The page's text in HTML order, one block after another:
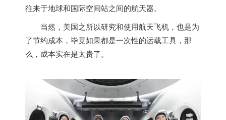
往来于地球和国际空间站之间的航天器。
当然， 美国之所以研究和使用航天飞机，也是为
了节约成本，毕竟如果都是一次性的运载工具，那
么，成本实在是太贵了。